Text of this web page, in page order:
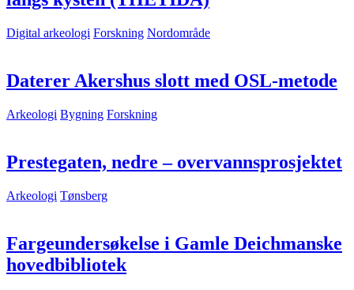
Digital arkeologi Forskning Nordområde
Daterer Akershus slott med OSL-metode
Arkeologi Bygning Forskning
Prestegaten, nedre – overvannsprosjektet
Arkeologi Tønsberg
Fargeundersøkelse i Gamle Deichmanske
hovedbibliotek